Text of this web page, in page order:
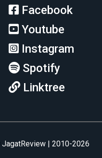
Facebook
Youtube
Instagram
Spotify
Linktree
| 2010-2026